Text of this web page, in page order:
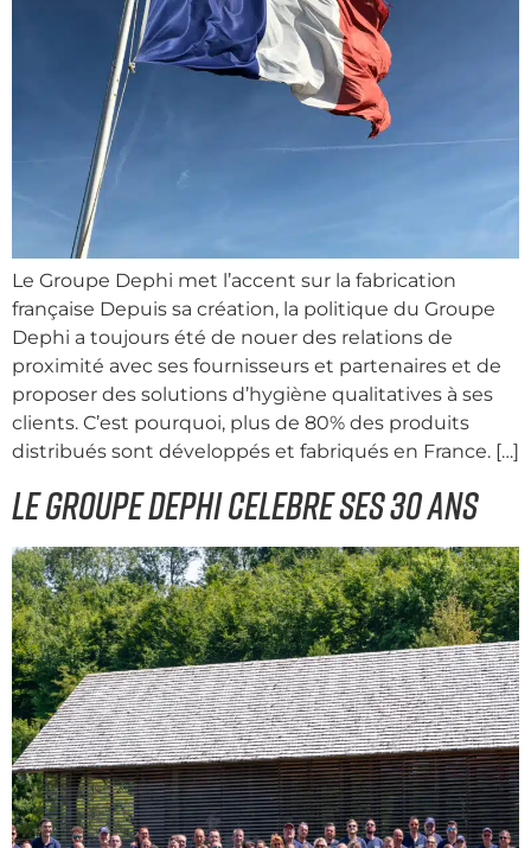
Le Groupe Dephi met l’accent sur la fabrication
française Depuis sa création, la politique du Groupe
Dephi a toujours été de nouer des relations de
proximité avec ses fournisseurs et partenaires et de
proposer des solutions d’hygiène qualitatives à ses
clients. C’est pourquoi, plus de 80% des produits
distribués sont développés et fabriqués en France. […]
LE GROUPE DEPHI CELEBRE SES 30 ANS